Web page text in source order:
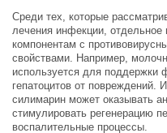
Среди тех, которые
лечения инфекции,
компонентам с
свойствами. Например,
используется для поддержки
гепатоцитов от повреждений.
силимарин может оказывать
стимулировать регенерацию
воспалительные процессы.